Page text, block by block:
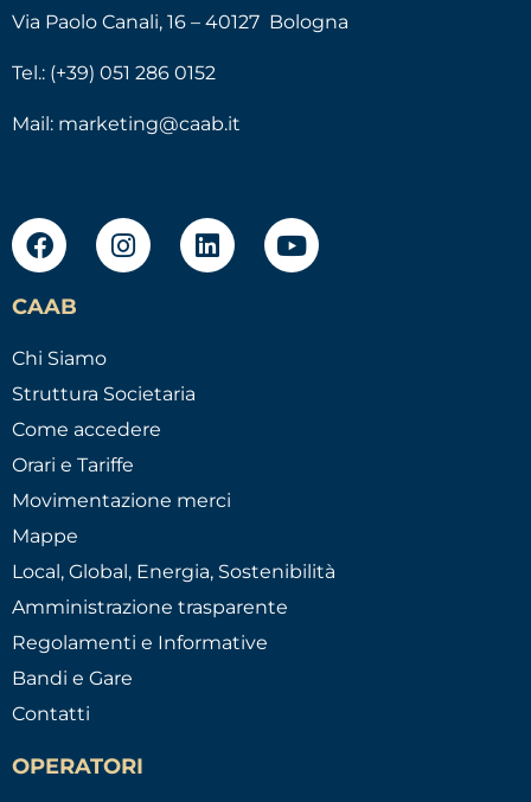
Via Paolo Canali, 16 – 40127 Bologna
Tel.: (+39) 051 286 0152
Mail: marketing@caab.it
CAAB
Chi Siamo
Struttura Societaria
Come accedere
Orari e Tariffe
Movimentazione merci
Mappe
Local, Global, Energia, Sostenibilità
Amministrazione trasparente
Regolamenti e Informative
Bandi e Gare
Contatti
OPERATORI